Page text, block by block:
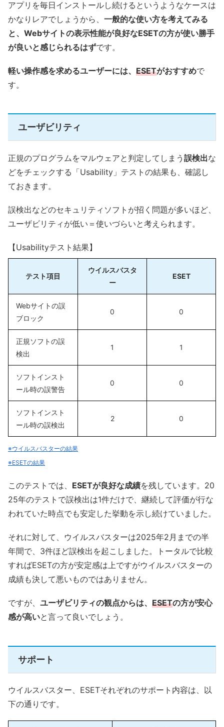
アプリを毎日インストールし続けるというようなケースは
かなりレアでしょうから、 一般的な使い方を考えてみる
と、Webサイトの表示性能が良好なESETの方が使い勝手
が良いと感じられるはずです。
軽い操作感を求めるユーザーには、 ESETがおすすめで
す。
ユーザビリティ
正規のプログラムをマルウェアと判定してしまう 誤検出な
どをチェックする「Usability」テストの結果も、確認し
ておきます。
誤検出などのセキュリティソフトが招く問題が多いほど、
ユーザビリティが低い＝使いづらいと考えられます。
【Usabilityテスト結果】
テスト項目
ウイルスバスタ
ー
ESET
Webサイトの誤
ブロック
0 0
正規ソフトの誤
検出
1 1
ソフトインスト
ール時の誤警告
0 0
ソフトインスト
ール時の誤検出
2 0
※ウイルスバスターの結果
※ESETの結果
このテストでは、 ESETが良好な成績を残しています。20
25年のテストで誤検出は1件だけで、継続して評価が行な
われていた時点でも安定した挙動を示し続けていました。
それに対して、ウイルスバスターは2025年2月までの半
年間で、3件ほど誤検出を起こしました。トータルで比較
すればESETの方が安定感は上ですがウイルスバスターの
成績も決して悪いものではありません。
ですが、 ユーザビリティの観点からは、 ESETの方が安心
感が高いと言って良いでしょう。
サポート
ウイルスバスター、ESETそれぞれのサポート内容は、以
下の通りです。